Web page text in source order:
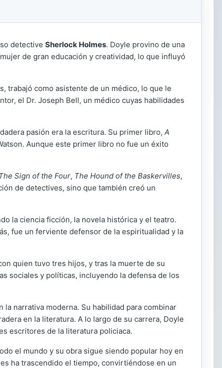
detective Sherlock Holmes. Doyle provino de una
de gran educación y creatividad, lo que influyó
trabajó como asistente de un médico, lo que le
el Dr. Joseph Bell, un médico cuyas habilidades
pasión era la escritura. Su primer libro, A
Aunque este primer libro no fue un éxito
Sign of the Four, The Hound of the Baskervilles,
de detectives, sino que también creó un
la ciencia ficción, la novela histórica y el teatro.
fue un ferviente defensor de la espiritualidad y la
quien tuvo tres hijos, y tras la muerte de su
sociales y políticas, incluyendo la defensa de los
narrativa moderna. Su habilidad para combinar
en la literatura. A lo largo de su carrera, Doyle
escritores de la literatura policiaca.
el mundo y su obra sigue siendo popular hoy en
ha trascendido el tiempo, convirtiéndose en un